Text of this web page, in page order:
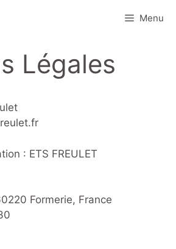
Menu
Légales
: ETS FREULET
Formerie, France